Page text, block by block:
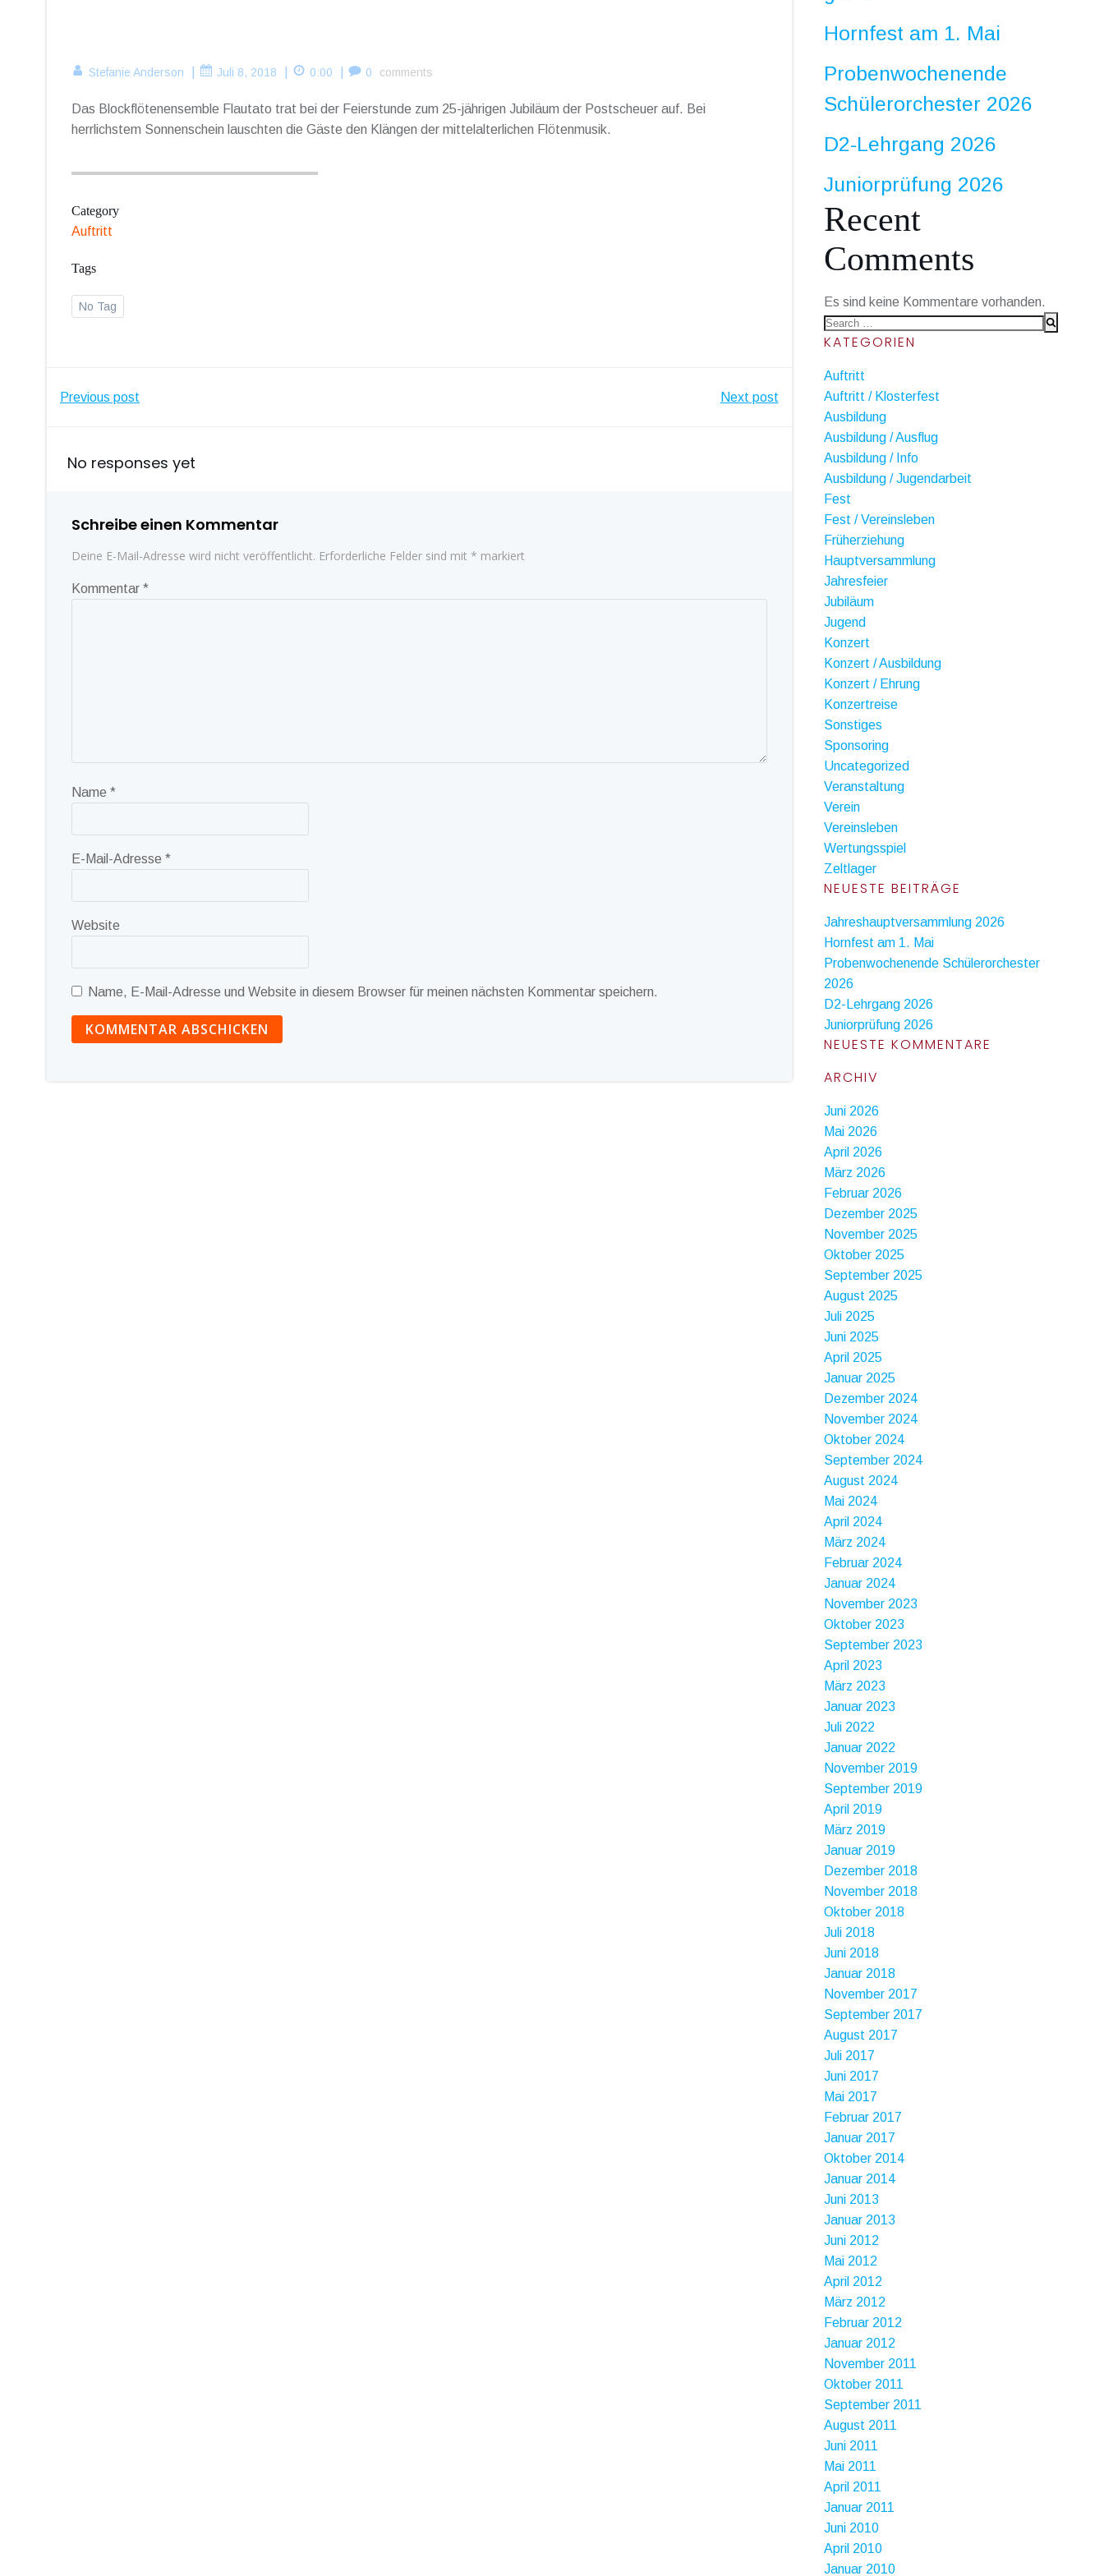
Stefanie Anderson Juli 8, 2018 0:00 0 comments
Das Blockflötenensemble Flautato trat bei der Feierstunde zum 25-jährigen Jubiläum der Postscheuer auf. Bei
herrlichstem Sonnenschein lauschten die Gäste den Klängen der mittelalterlichen Flötenmusik.
Category
Auftritt
Tags
No Tag
Post
Previous post Next post
No responses yet
Schreibe einen Kommentar
Deine E-Mail-Adresse wird nicht veröffentlicht. Erforderliche Felder sind mit * markiert
Kommentar *
Name *
E-Mail-Adresse *
Website
Name, E-Mail-Adresse und Website in diesem Browser für meinen nächsten Kommentar speichern.
Hornfest am 1. Mai
Probenwochenende
Schülerorchester 2026
D2-Lehrgang 2026
Juniorprüfung 2026
Recent
Comments
Es sind keine Kommentare vorhanden.
Search
for:
KATEGORIEN
Auftritt
Auftritt / Klosterfest
Ausbildung
Ausbildung / Ausflug
Ausbildung / Info
Ausbildung / Jugendarbeit
Fest
Fest / Vereinsleben
Früherziehung
Hauptversammlung
Jahresfeier
Jubiläum
Jugend
Konzert
Konzert / Ausbildung
Konzert / Ehrung
Konzertreise
Sonstiges
Sponsoring
Uncategorized
Veranstaltung
Verein
Vereinsleben
Wertungsspiel
Zeltlager
NEUESTE BEITRÄGE
Jahreshauptversammlung 2026
Hornfest am 1. Mai
Probenwochenende Schülerorchester
2026
D2-Lehrgang 2026
Juniorprüfung 2026
NEUESTE KOMMENTARE
ARCHIV
Juni 2026
Mai 2026
April 2026
März 2026
Februar 2026
Dezember 2025
November 2025
Oktober 2025
September 2025
August 2025
Juli 2025
Juni 2025
April 2025
Januar 2025
Dezember 2024
November 2024
Oktober 2024
September 2024
August 2024
Mai 2024
April 2024
März 2024
Februar 2024
Januar 2024
November 2023
Oktober 2023
September 2023
April 2023
März 2023
Januar 2023
Juli 2022
Januar 2022
November 2019
September 2019
April 2019
März 2019
Januar 2019
Dezember 2018
November 2018
Oktober 2018
Juli 2018
Juni 2018
Januar 2018
November 2017
September 2017
August 2017
Juli 2017
Juni 2017
Mai 2017
Februar 2017
Januar 2017
Oktober 2014
Januar 2014
Juni 2013
Januar 2013
Juni 2012
Mai 2012
April 2012
März 2012
Februar 2012
Januar 2012
November 2011
Oktober 2011
September 2011
August 2011
Juni 2011
Mai 2011
April 2011
Januar 2011
Juni 2010
April 2010
Januar 2010